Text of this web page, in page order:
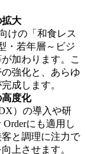
拡大
けの「和食レス
・若年層～ビジ
加わります。こ
強化と、あらゆ
成します。
度化
）の導入や研
にも適用し
と調理に注力で
上させます。